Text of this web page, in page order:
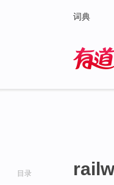
词典
目录